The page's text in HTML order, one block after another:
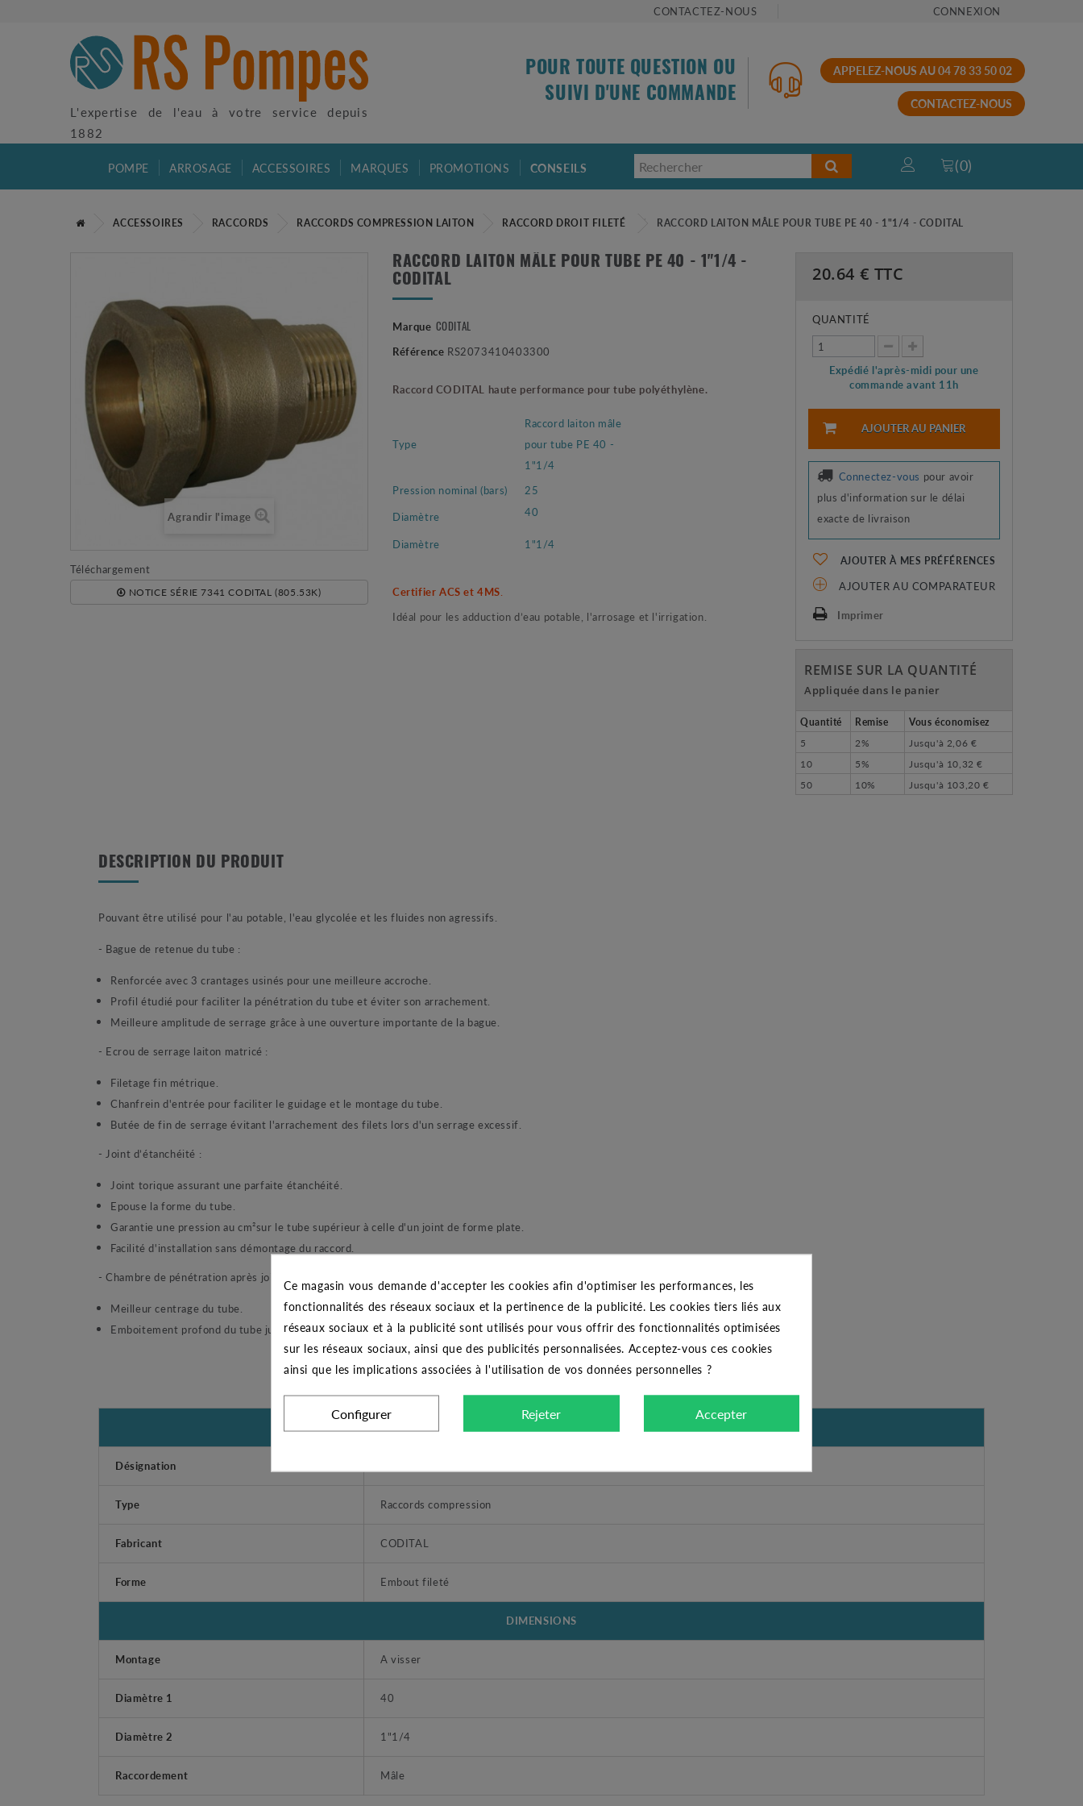
CONTACTEZ-NOUS CONNEXION
L'expertise de l'eau à votre service depuis
1882
POUR TOUTE QUESTION OU
SUIVI D'UNE COMMANDE
APPELEZ-NOUS AU 04 78 33 50 02
CONTACTEZ-NOUS
POMPE ARROSAGE ACCESSOIRES MARQUES PROMOTIONS CONSEILS (0)
ACCESSOIRES RACCORDS RACCORDS COMPRESSION LAITON RACCORD DROIT FILETÉ RACCORD LAITON MÂLE POUR TUBE PE 40 - 1"1/4 - CODITAL
Agrandir l'image
Téléchargement
NOTICE SÉRIE 7341 CODITAL (805.53K)
RACCORD LAITON MÂLE POUR TUBE PE 40 - 1"1/4 -
CODITAL
Marque CODITAL
Référence RS2073410403300
Raccord CODITAL haute performance pour tube polyéthylène.
Type
Raccord laiton mâle
pour tube PE 40 -
1"1/4
Pression nominal (bars)
25
Diamètre
40
Diamètre 1"1/4
Certifier ACS et 4MS
Idéal pour les adduction d’eau potable, l'arrosage et l'irrigation.
20.64 € TTC
QUANTITÉ
Expédié l'après-midi pour une
commande avant 11h
AJOUTER AU PANIER
Connectez-vous pour avoir
plus d'information sur le délai
exacte de livraison
AJOUTER À MES PRÉFÉRENCES
AJOUTER AU COMPARATEUR
Imprimer
REMISE SUR LA QUANTITÉ
Appliquée dans le panier
Quantité Remise
Vous économisez
5
2% Jusqu'à 2,06 €
10
5% Jusqu'à 10,32 €
50
10% Jusqu'à 103,20 €
DESCRIPTION DU PRODUIT
Pouvant être utilisé pour l'au potable, l'eau glycolée et les fluides non agressifs.
- Bague de retenue du tube :
Renforcée avec 3 crantages usinés pour une meilleure accroche.
Profil étudié pour faciliter la pénétration du tube et éviter son arrachement.
Meilleure amplitude de serrage grâce à une ouverture importante de la bague.
- Ecrou de serrage laiton matricé :
Filetage fin métrique.
Chanfrein d'entrée pour faciliter le guidage et le montage du tube.
Butée de fin de serrage évitant l'arrachement des filets lors d'un serrage excessif.
- Joint d’étanchéité :
Joint torique assurant une parfaite étanchéité.
Epouse la forme du tube.
Garantie une pression au cm²sur le tube supérieur à celle d'un joint de forme plate.
Facilité d'installation sans démontage du raccord.
- Chambre de pénétration après joint :
Meilleur centrage du tube.
Emboitement profond du tube jusqu'à la butée.
CARACTÉRISTIQUES GÉNÉRALES
Désignation
Type Raccords compression
Fabricant CODITAL
Forme Embout fileté
DIMENSIONS
Montage A visser
Diamètre 1 40
Diamètre 2 1"1/4
Raccordement Mâle
Ce magasin vous demande d'accepter les cookies afin d'optimiser les performances, les
fonctionnalités des réseaux sociaux et la pertinence de la publicité. Les cookies tiers liés aux
réseaux sociaux et à la publicité sont utilisés pour vous offrir des fonctionnalités optimisées
sur les réseaux sociaux, ainsi que des publicités personnalisées. Acceptez-vous ces cookies
ainsi que les implications associées à l'utilisation de vos données personnelles ?
Configurer Rejeter Accepter